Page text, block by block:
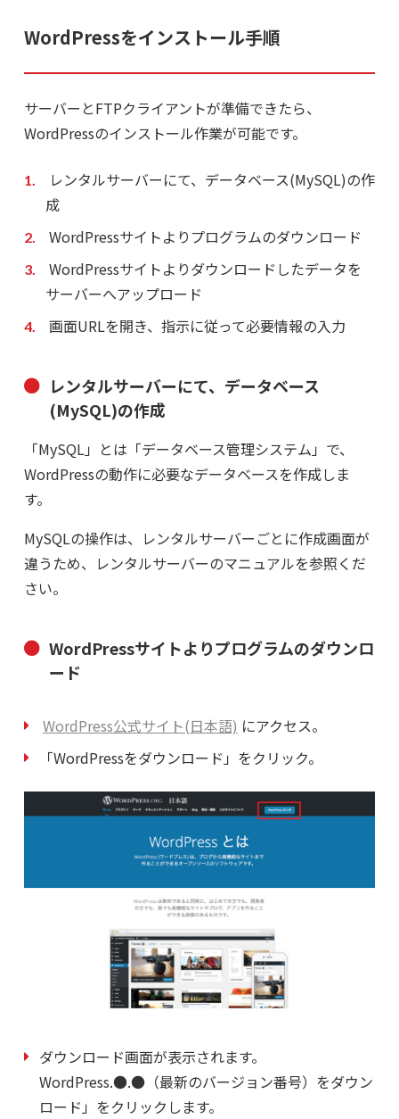
WordPressをインストール手順
サーバーとFTPクライアントが準備できたら、
WordPressのインストール作業が可能です。
レンタルサーバーにて、データベース(MySQL)の作
成
WordPressサイトよりプログラムのダウンロード
WordPressサイトよりダウンロードしたデータを
サーバーへアップロード
画面URLを開き、指示に従って必要情報の入力
レンタルサーバーにて、データベース
(MySQL)の作成
「MySQL」とは「データベース管理システム」で、
WordPressの動作に必要なデータベースを作成しま
す。
MySQLの操作は、レンタルサーバーごとに作成画面が
違うため、レンタルサーバーのマニュアルを参照くだ
さい。
WordPressサイトよりプログラムのダウンロ
ード
WordPress公式サイト(日本語) にアクセス。
「WordPressをダウンロード」をクリック。
ダウンロード画面が表示されます。
WordPress.●.●（最新のバージョン番号）をダウン
ロード」をクリックします。